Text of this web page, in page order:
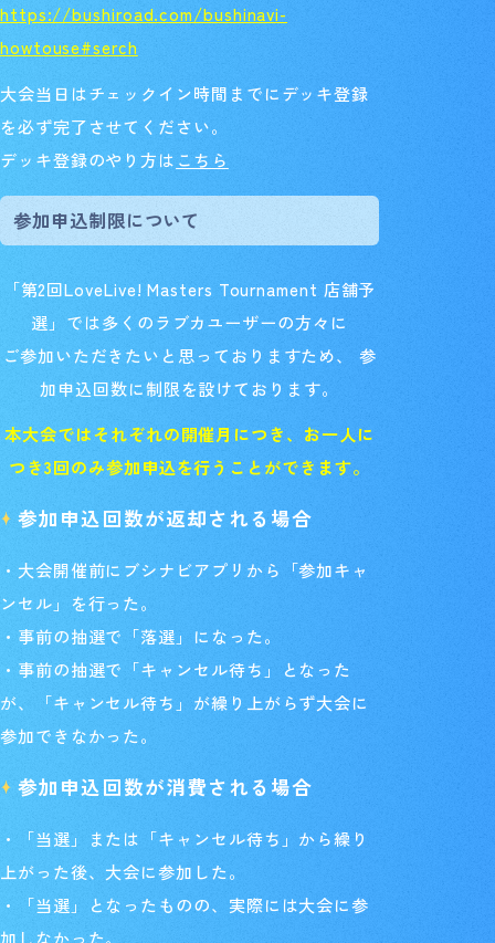
https://bushiroad.com/bushinavi-
howtouse#serch
大会当日はチェックイン時間までにデッキ登録
を必ず完了させてください。
デッキ登録のやり方は こちら
参加申込制限について
「第2回LoveLive! Masters Tournament 店舗予
選」では多くのラブカユーザーの方々に
ご参加いただきたいと思っておりますため、 参
加申込回数に制限を設けております。
本大会ではそれぞれの開催月につき、お一人に
つき3回のみ参加申込を行うことができます。
参加申込回数が返却される場合
・大会開催前にブシナビアプリから「参加キャ
ンセル」を行った。
・事前の抽選で「落選」になった。
・事前の抽選で「キャンセル待ち」となった
が、「キャンセル待ち」が繰り上がらず大会に
参加できなかった。
参加申込回数が消費される場合
・「当選」または「キャンセル待ち」から繰り
上がった後、大会に参加した。
・「当選」となったものの、実際には大会に参
加しなかった。